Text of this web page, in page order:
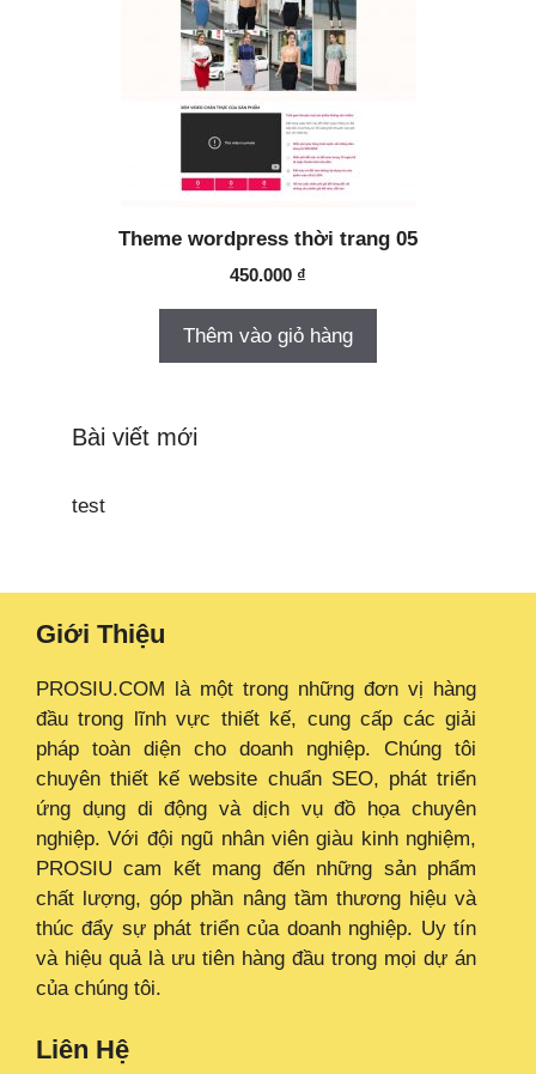
Theme wordpress thời trang 05
450.000 ₫
Thêm vào giỏ hàng
Bài viết mới
test
Giới Thiệu
PROSIU.COM là một trong những đơn vị hàng
đầu trong lĩnh vực thiết kế, cung cấp các giải
pháp toàn diện cho doanh nghiệp. Chúng tôi
chuyên thiết kế website chuẩn SEO, phát triển
ứng dụng di động và dịch vụ đồ họa chuyên
nghiệp. Với đội ngũ nhân viên giàu kinh nghiệm,
PROSIU cam kết mang đến những sản phẩm
chất lượng, góp phần nâng tầm thương hiệu và
thúc đẩy sự phát triển của doanh nghiệp. Uy tín
và hiệu quả là ưu tiên hàng đầu trong mọi dự án
của chúng tôi.
Liên Hệ